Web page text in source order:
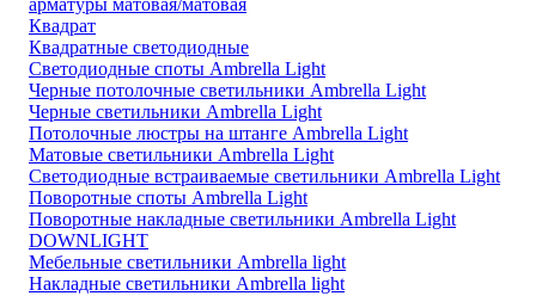
арматуры матовая/матовая
Квадрат
Квадратные светодиодные
Светодиодные споты Ambrella Light
Черные потолочные светильники Ambrella Light
Черные светильники Ambrella Light
Потолочные люстры на штанге Ambrella Light
Матовые светильники Ambrella Light
Светодиодные встраиваемые светильники Ambrella Light
Поворотные споты Ambrella Light
Поворотные накладные светильники Ambrella Light
DOWNLIGHT
Мебельные светильники Ambrella light
Накладные светильники Ambrella light